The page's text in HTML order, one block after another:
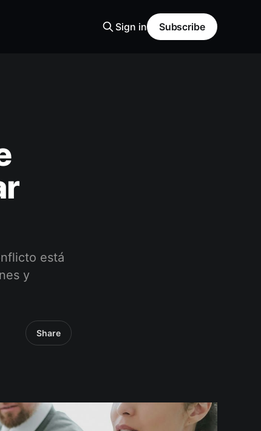
Sign in Subscribe
está
y
Share